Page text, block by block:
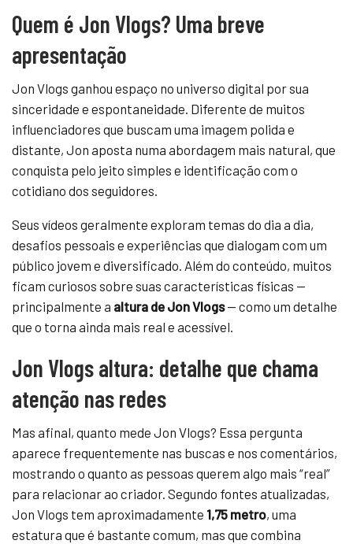
Quem é Jon Vlogs? Uma breve
apresentação
Jon Vlogs ganhou espaço no universo digital por sua
sinceridade e espontaneidade. Diferente de muitos
influenciadores que buscam uma imagem polida e
distante, Jon aposta numa abordagem mais natural, que
conquista pelo jeito simples e identificação com o
cotidiano dos seguidores.
Seus vídeos geralmente exploram temas do dia a dia,
desafios pessoais e experiências que dialogam com um
público jovem e diversificado. Além do conteúdo, muitos
ficam curiosos sobre suas características físicas —
principalmente a altura de Jon Vlogs— como um detalhe
que o torna ainda mais real e acessível.
Jon Vlogs altura: detalhe que chama
atenção nas redes
Mas afinal, quanto mede Jon Vlogs? Essa pergunta
aparece frequentemente nas buscas e nos comentários,
mostrando o quanto as pessoas querem algo mais “real”
para relacionar ao criador. Segundo fontes atualizadas,
Jon Vlogs tem aproximadamente 1,75 metro, uma
estatura que é bastante comum, mas que combina